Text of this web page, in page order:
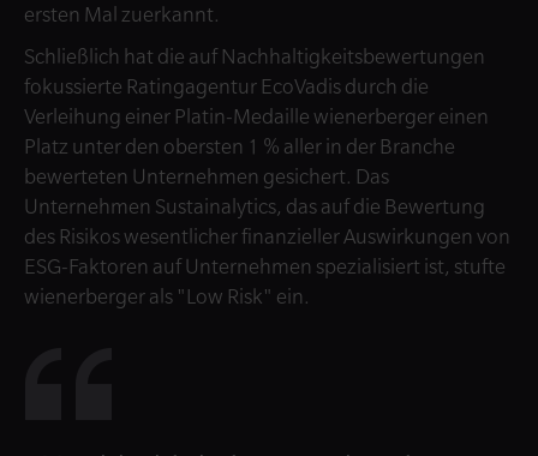
ersten Mal zuerkannt.
Schließlich hat die auf Nachhaltigkeitsbewertungen
fokussierte Ratingagentur EcoVadis durch die
Verleihung einer Platin-Medaille wienerberger einen
Platz unter den obersten 1 % aller in der Branche
bewerteten Unternehmen gesichert. Das
Unternehmen Sustainalytics, das auf die Bewertung
des Risikos wesentlicher finanzieller Auswirkungen von
ESG-Faktoren auf Unternehmen spezialisiert ist, stufte
wienerberger als "Low Risk" ein.